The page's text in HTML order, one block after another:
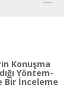
Konuşma
Yöntem-
Bir İnceleme